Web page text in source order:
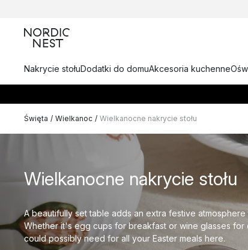
Nakrycie stołuDodatki do domuAkcesoria kuchenne
Święta / Wielkanoc / Wielkanocne nakrycie stołu
Wielkanocne nakrycie stołu
A beautifully set table adds an extra festive
Whether it's egg cups for breakfast or wine glasses
could possibly need for all your Easter meals here.